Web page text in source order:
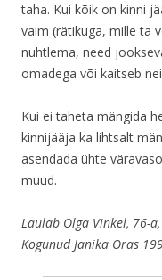
taha. Kui kõik on kinni
vaim (rätikuga, mille ta
nuhtlema, need
omadega või kaitseb
Kui ei taheta mängida
kinnijääja ka lihtsalt
asendada ühte
muud.
Laulab Olga Vinkel, 76-
Kogunud Janika Oras